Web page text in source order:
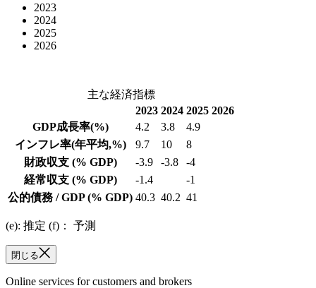
2023
2024
2025
2026
主な経済指標
2023 2024 2025 2026
GDP成長率(%) 4.2 3.8
4.9
インフレ率(年平均,%) 9.7 10
8
財政収支 (% GDP) -3.9 -3.8
-4
経常収支 (% GDP) -1.4
-1
公的債務 / GDP(% GDP) 40.3 40.2 41
(e): 推定 (f)： 予測
閉じる
Online services for customers and brokers